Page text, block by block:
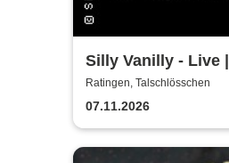
Silly Vanilly - Live |
Talschlösschen
Ratingen, Talschlösschen
07.11.2026